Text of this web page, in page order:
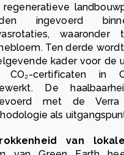
regeneratieve
ingevoerd
Ten derde
kader voor de
CO₂-certificaten in
De
met de Verra
als
van